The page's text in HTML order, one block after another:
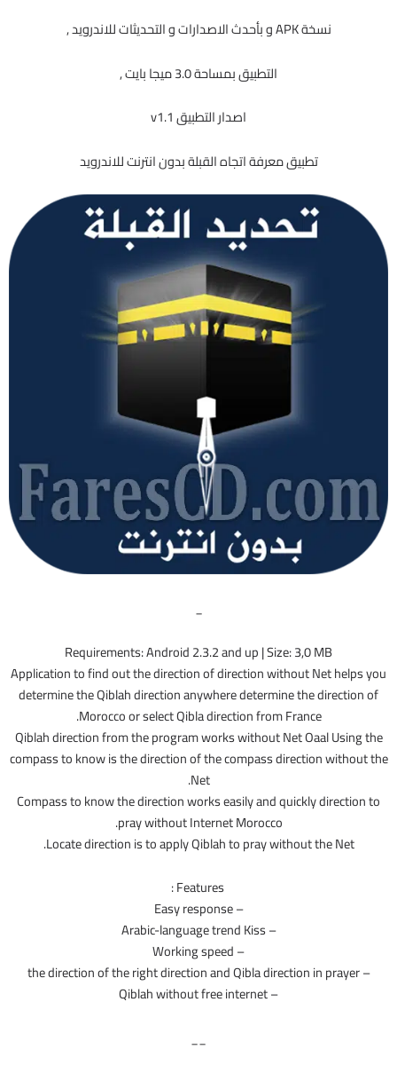
نسخة APK و بأحدث الاصدارات و التحديثات للاندرويد ,
التطبيق بمساحة 3.0 ميجا بايت ,
اصدار التطبيق v1.1
تطبيق معرفة اتجاه القبلة بدون انترنت للاندرويد
_
Requirements: Android 2.3.2 and up | Size: 3,0 MB
Application to find out the direction of direction without Net helps you
determine the Qiblah direction anywhere determine the direction of
Morocco or select Qibla direction from France.
Qiblah direction from the program works without Net Oaal Using the
compass to know is the direction of the compass direction without the
Net.
Compass to know the direction works easily and quickly direction to
pray without Internet Morocco.
Locate direction is to apply Qiblah to pray without the Net.
Features :
– Easy response
– Arabic-language trend Kiss
– Working speed
– the direction of the right direction and Qibla direction in prayer
– Qiblah without free internet
__